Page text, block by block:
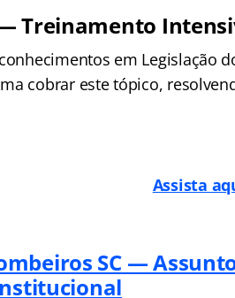
— Treinamento
em Legislação
cobrar este tópico,
Assista
SC —